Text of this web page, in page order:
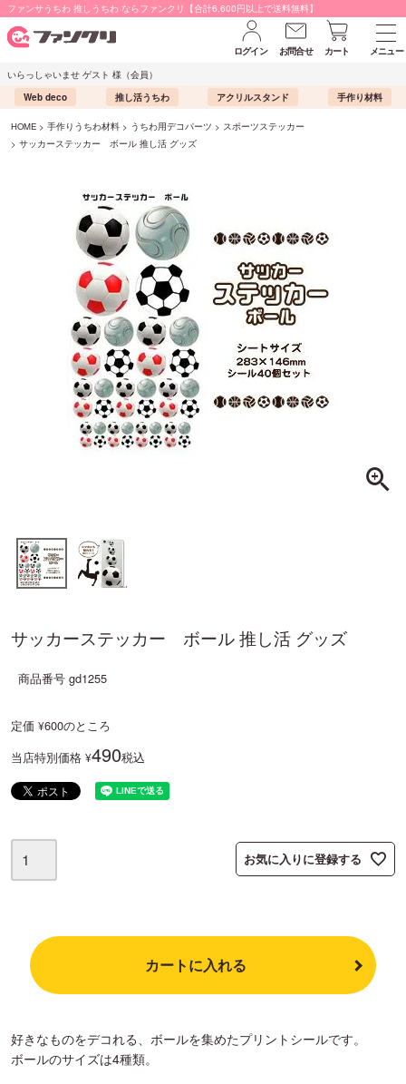
ファンサうちわ 推しうちわ ならファンクリ【合計6,600円以上で送料無料】
ログイン お問合せ カート
メニュー
いらっしゃいませ ゲスト 様（会員）
Web deco
推し活うちわ アクリルスタンド 手作り材料
HOME 手作りうちわ材料 うちわ用デコパーツ
スポーツステッカー
サッカーステッカー ボール 推し活 グッズ
サッカーステッカー ボール 推し活 グッズ
商品番号 gd1255
定価 ¥600のところ
当店特別価格 ¥490税込
お気に入りに登録する
カートに入れる
好きなものをデコれる、ボールを集めたプリントシールです。
ボールのサイズは4種類。